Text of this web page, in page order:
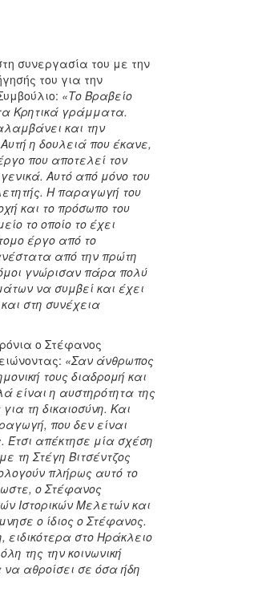
συνεργασία του με την
του για την
«Το Βραβείο
Κρητικά γράμματα.
και την
η δουλειά που έκανε,
που αποτελεί τον
Αυτό από μόνο του
Η παραγωγή του
και το πρόσωπο του
το οποίο το έχει
έργο από το
από την πρώτη
γνώρισαν πάρα πολύ
να συμβεί και έχει
στη συνέχεια
o Στέφανος
«Σαν άνθρωπος
τους διαδρομή και
είναι η αυστηρότητα της
τη δικαιοσύνη. Και
που δεν είναι
Έτσι απέκτησε μία σχέση
τη Στέγη Βιτσέντζος
πλήρως αυτό το
ο Στέφανος
Ιστορικών Μελετών και
ο ίδιος ο Στέφανος.
στο Ηράκλειο
της την κοινωνική
αθροίσει σε όσα ήδη